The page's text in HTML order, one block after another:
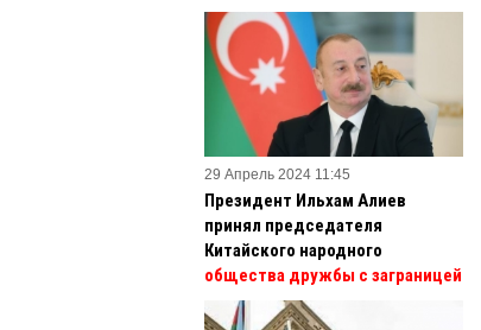
29 Апрель 2024 11:45
Президент Ильхам Алиев
принял председателя
Китайского народного
общества дружбы с заграницей